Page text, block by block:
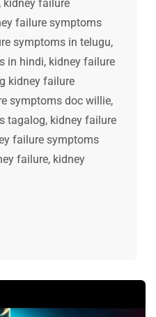
kidney failure
failure symptoms
symptoms in telugu,
in hindi, kidney failure
kidney failure
symptoms doc willie,
tagalog, kidney failure
failure symptoms
failure, kidney